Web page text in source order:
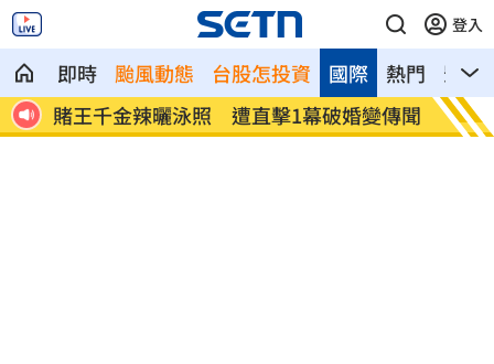
登入
即時 颱風動態 台股怎投資 熱門 影音
國際
聞 女大生產子案暫冰存！將擇期解剖釐清死
因
姜厚
業